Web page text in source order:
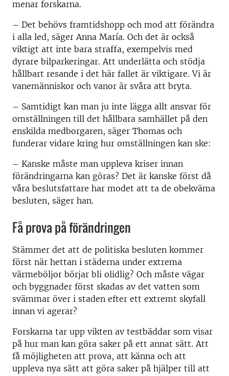
menar forskarna.
– Det behövs framtidshopp och mod att förändra
i alla led, säger Anna María. Och det är också
viktigt att inte bara straffa, exempelvis med
dyrare bilparkeringar. Att underlätta och stödja
hållbart resande i det här fallet är viktigare. Vi är
vanemänniskor och vanor är svåra att bryta.
– Samtidigt kan man ju inte lägga allt ansvar för
omställningen till det hållbara samhället på den
enskilda medborgaren, säger Thomas och
funderar vidare kring hur omställningen kan ske:
– Kanske måste man uppleva kriser innan
förändringarna kan göras? Det är kanske först då
våra beslutsfattare har modet att ta de obekväma
besluten, säger han.
Få prova på förändringen
Stämmer det att de politiska besluten kommer
först när hettan i städerna under extrema
värmeböljor börjar bli olidlig? Och måste vägar
och byggnader först skadas av det vatten som
svämmar över i staden efter ett extremt skyfall
innan vi agerar?
Forskarna tar upp vikten av testbäddar som visar
på hur man kan göra saker på ett annat sätt. Att
få möjligheten att prova, att känna och att
uppleva nya sätt att göra saker på hjälper till att